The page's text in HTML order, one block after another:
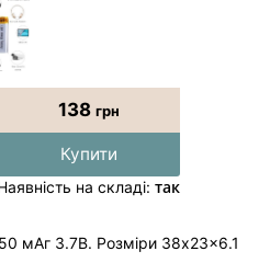
138 грн
Купити
на складі: так
мАг 3.7В. Розміри 38x23x6.1